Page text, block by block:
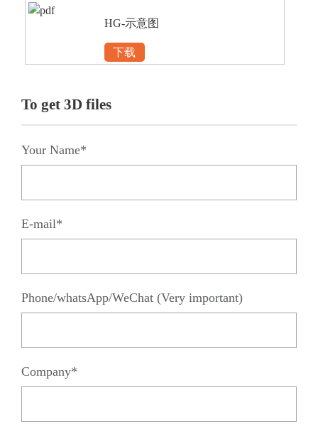
HG-示意图
下载
To get 3D files
Your Name*
E-mail*
Phone/whatsApp/WeChat (Very important)
Company*